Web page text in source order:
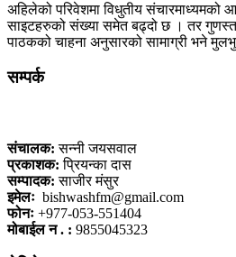
अहिलेको परिवेशमा विधुतीय
साइटहरुको संख्या समेत बढ्दो छ । तर
पाठकको चाहना अनुसारको सामाग्री भने
सम्पर्क
संचालक: सन्नी जयसवाल
प्रकाशक: प्रियन्का दास
सम्पादक: साजीर मंसुर
इमेलः bishwashfm@gmail.com
फोनः +977-053-551404
मोबाईल न . : 9855045323